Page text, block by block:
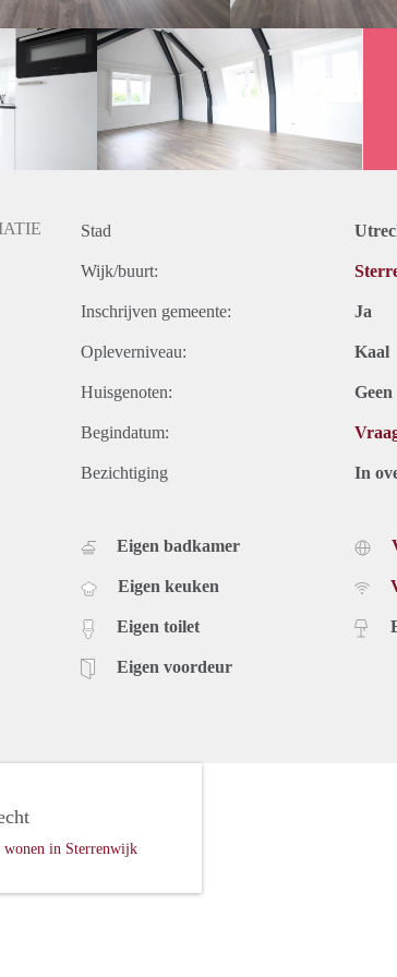
huur.
á € 295,- exclusief 21% btw.
nutsvoorzieningen, kabel tv, internet en
op basis van minimaal 12 maanden. Bij een korte
Stad
Wijk/buurt:
Inschrijven gemeente: Ja
Opleverniveau: Kaal
Huisgenoten: Geen
Begindatum:
Bezichtiging In
Eigen badkamer
Eigen keuken
Eigen toilet
Eigen voordeur
in Sterrenwijk